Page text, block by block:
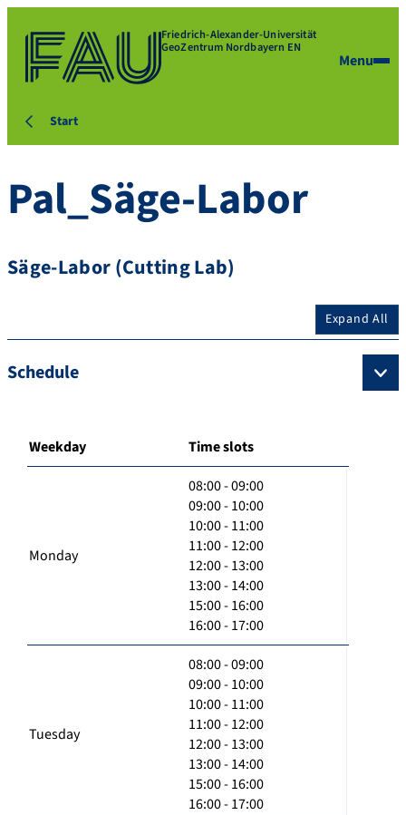
Friedrich-Alexander-Universität
GeoZentrum Nordbayern EN
Menu
Start
Pal_Säge-Labor
Säge-Labor (Cutting Lab)
Expand All
Schedule
Weekday Time slots
Monday
08:00 - 09:00
09:00 - 10:00
10:00 - 11:00
11:00 - 12:00
12:00 - 13:00
13:00 - 14:00
15:00 - 16:00
16:00 - 17:00
Tuesday
08:00 - 09:00
09:00 - 10:00
10:00 - 11:00
11:00 - 12:00
12:00 - 13:00
13:00 - 14:00
15:00 - 16:00
16:00 - 17:00